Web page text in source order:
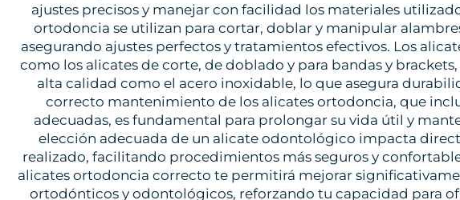
ajustes precisos y manejar con facilidad los materiales
ortodoncia se utilizan para cortar, doblar y manipular
asegurando ajustes perfectos y tratamientos efectivos. Los
como los alicates de corte, de doblado y para bandas y
alta calidad como el acero inoxidable, lo que asegura
correcto mantenimiento de los alicates ortodoncia, que
adecuadas, es fundamental para prolongar su vida útil y
elección adecuada de un alicate odontológico impacta
realizado, facilitando procedimientos más seguros y
alicates ortodoncia correcto te permitirá mejorar
ortodónticos y odontológicos, reforzando tu capacidad para